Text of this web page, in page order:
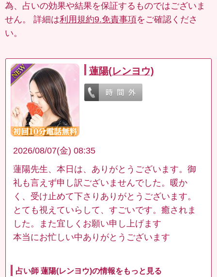
為、占いの効果や結果を保証するものではございま
せん。 詳細は利用規約9.免責事項をご確認くださ
い。
蓮陽(レンヨウ)
2026/08/07(金) 08:35
蓮陽先生、本日は、ありがとうございます。御
礼も言えず申し訳ございませんでした。暖か
く、受け止めて下さりありがとうございます。
とても視えていらして、すごいです。癒されま
した。また宜しくお願い申し上げます
本当にお忙しい中ありがとうございます
占い師 蓮陽(レンヨウ)の情報をもっと見る